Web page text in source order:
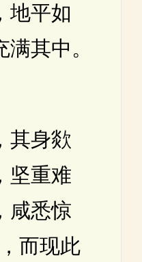
地平如
其中。
身欻
坚重难
咸悉惊
而现此